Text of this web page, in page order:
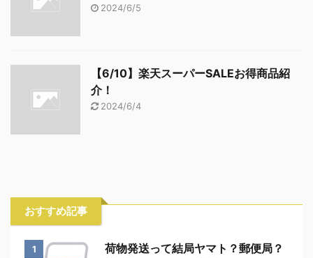
2024/6/5
【6/10】楽天スーパーSALEお得商品紹
介！
2024/6/4
おすすめ記事
1
荷物発送って結局ヤマト？郵便局？